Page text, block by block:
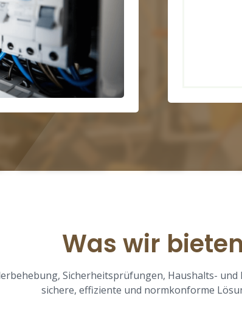
Was wir bieten
Sicherheitsprüfungen, Haushalts-
sichere, effiziente und normkonforme